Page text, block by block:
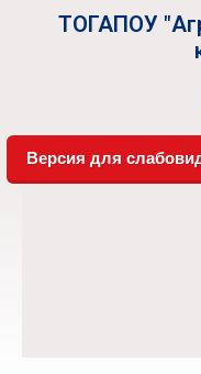
ТОГАПОУ
Версия для